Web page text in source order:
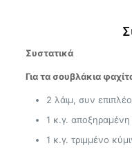
Συστατικά
Για τα σουβλάκια
2 λάιμ, συν
1 κ.γ. αποξηραμένη
1 κ.γ. τριμμένο